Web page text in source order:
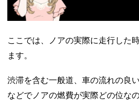
ここでは、ノアの実際に走行した
ます。
渋滞を含む一般道、車の流れの良
などでノアの燃費が実際どの位な